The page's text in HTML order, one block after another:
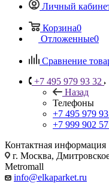
Личный
Корзина0
Отложенные0
Сравнение
+7 495 979 93 32
Назад
Телефоны
+7 495 979
+7 999 902
Контактная информация
г. Москва,
Metromall
info@elkaparket.ru